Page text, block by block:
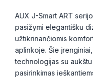
AUX J-Smart ART
pasižymi elegantišku
užtikrinančiomis
aplinkoje. Šie
technologijas su
pasirinkimas